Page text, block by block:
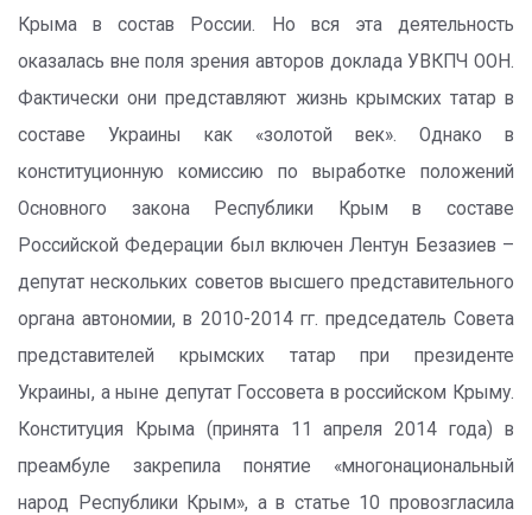
Крыма в состав России. Но вся эта деятельность
оказалась вне поля зрения авторов доклада УВКПЧ ООН.
Фактически они представляют жизнь крымских татар в
составе Украины как «золотой век». Однако в
конституционную комиссию по выработке положений
Основного закона Республики Крым в составе
Российской Федерации был включен Лентун Безазиев –
депутат нескольких советов высшего представительного
органа автономии, в 2010-2014 гг. председатель Совета
представителей крымских татар при президенте
Украины, а ныне депутат Госсовета в российском Крыму.
Конституция Крыма (принята 11 апреля 2014 года) в
преамбуле закрепила понятие «многонациональный
народ Республики Крым», а в статье 10 провозгласила